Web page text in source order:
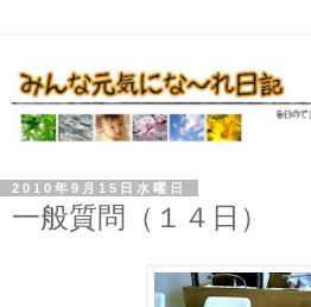
2010年9月15日水曜日
一般質問（１４日）